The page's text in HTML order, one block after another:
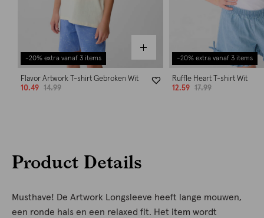
-20% extra vanaf 3 items
Flavor Artwork T-shirt Gebroken Wit
10.49
14.99
-20% extra vanaf 3 items
Ruffle Heart T-shirt Wit
12.59
17.99
Product Details
Musthave! De Artwork Longsleeve heeft lange mouwen,
een ronde hals en een relaxed fit. Het item wordt